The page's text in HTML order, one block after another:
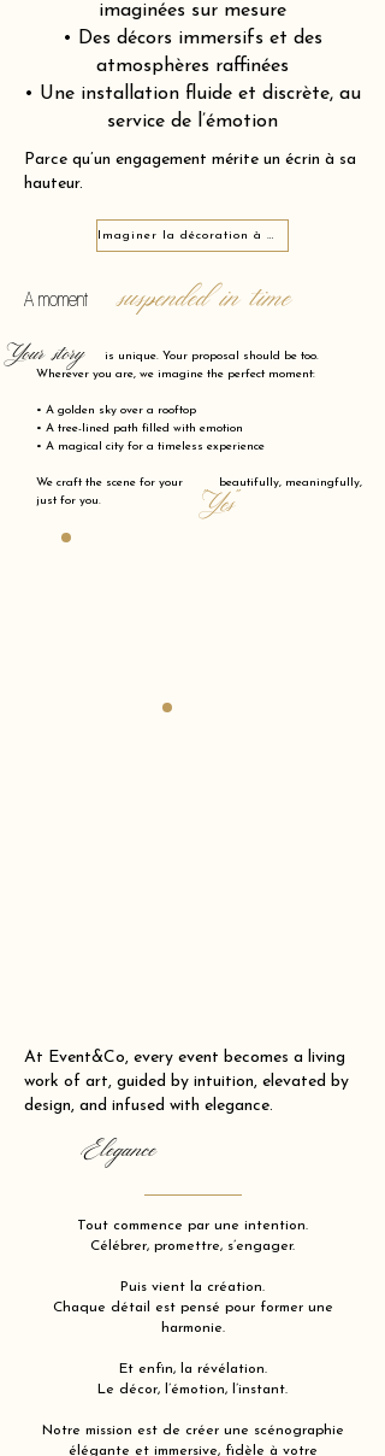
imaginées sur mesure
• Des décors immersifs et des
atmosphères raffinées
• Une installation fluide et discrète, au
service de l’émotion
Parce qu’un engagement mérite un écrin à sa
hauteur.
Imaginer la décoration à Melun 77000
A moment suspended in time
is unique. Your proposal should be too.
Wherever you are, we imagine the perfect moment:
• A golden sky over a rooftop
• A tree-lined path filled with emotion
• A magical city for a timeless experience
We craft the scene for your beautifully, meaningfully,
just for you.
"Yes"
Your story
At Event&Co, every event becomes a living
work of art, guided by intuition, elevated by
design, and infused with elegance.
Elegance
Tout commence par une intention.
Célébrer, promettre, s’engager.
Puis vient la création.
Chaque détail est pensé pour former une
harmonie.
Et enfin, la révélation.
Le décor, l’émotion, l’instant.
Notre mission est de créer une scénographie
élégante et immersive, fidèle à votre